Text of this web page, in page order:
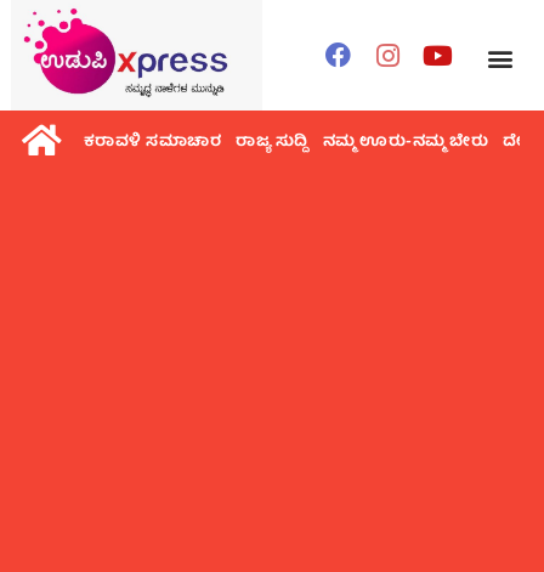
ಕರಾವಳಿ ಸಮಾಚಾರ ರಾಜ್ಯ ಸುದ್ದಿ ನಮ್ಮ ಊರು-ನಮ್ಮ ಬೇರು ದೇಶ